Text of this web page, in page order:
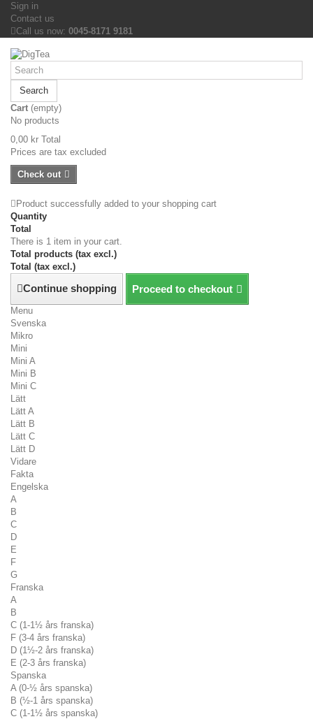
Sign in
Contact us
Call us now: 0045-8171 9181
Search
Cart (empty)
No products
0,00 kr Total
Prices are tax excluded
Check out
Product successfully added to your shopping cart
Quantity
Total
There is 1 item in your cart.
Total products (tax excl.)
Total (tax excl.)
Continue shopping Proceed to checkout
Menu
Svenska
Mikro
Mini
Mini A
Mini B
Mini C
Lätt
Lätt A
Lätt B
Lätt C
Lätt D
Vidare
Fakta
Engelska
A
B
C
D
E
F
G
Franska
A
B
C (1-1½ års franska)
F (3-4 års franska)
D (1½-2 års franska)
E (2-3 års franska)
Spanska
A (0-½ års spanska)
B (½-1 års spanska)
C (1-1½ års spanska)